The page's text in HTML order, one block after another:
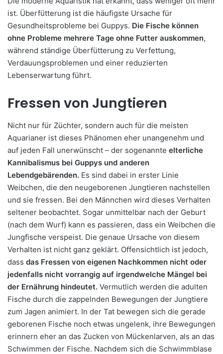
ist. Überfütterung ist die häufigste Ursache für
Gesundheitsprobleme bei Guppys. Die Fische können
ohne Probleme mehrere Tage ohne Futter auskommen,
während ständige Überfütterung zu Verfettung,
Verdauungsproblemen und einer reduzierten
Lebenserwartung führt.
Fressen von Jungtieren
Nicht nur für Züchter, sondern auch für die meisten
Aquarianer ist dieses Phänomen eher unangenehm und
auf jeden Fall unerwünscht – der sogenannte elterliche
Kannibalismus bei Guppys und anderen
Lebendgebärenden. Es sind dabei in erster Linie
Weibchen, die den neugeborenen Jungtieren nachstellen
und sie fressen. Bei den Männchen wird dieses Verhalten
seltener beobachtet. Sogar unmittelbar nach der Geburt
(nach dem Wurf) kann es passieren, dass ein Weibchen die
Jungfische verspeist. Die genaue Ursache von diesem
Verhalten ist nicht ganz geklärt. Offensichtlich ist jedoch,
dass das Fressen von eigenen Nachkommen nicht oder
jedenfalls nicht vorrangig auf irgendwelche Mängel bei
der Ernährung hindeutet. Vermutlich werden die adulten
Fische durch die zappelnden Bewegungen der Jungtiere
zum Jagen animiert. In der Tat bewegen sich die gerade
geborenen Fische noch etwas ungelenk, ihre Bewegungen
erinnern eher an das Zucken von Mückenlarven, als an das
Schwimmen der Fische. Nachdem sich die Schwimmblase